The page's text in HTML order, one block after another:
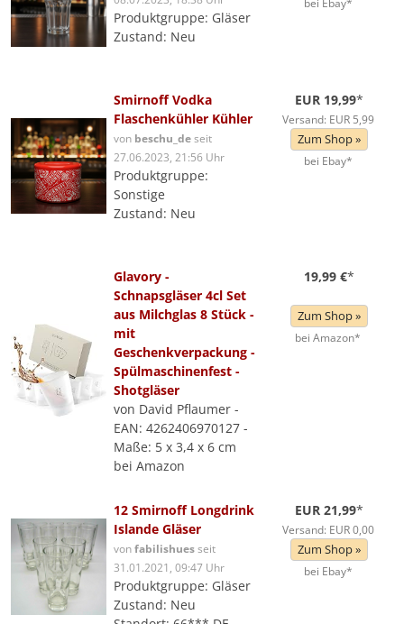
Produktgruppe: Gläser
Zustand: Neu
Smirnoff Vodka
Flaschenkühler Kühler
von beschu_deseit
27.06.2023, 21:56 Uhr
Produktgruppe:
Sonstige
Zustand: Neu
EUR 19,99*
Versand: EUR 5,99
Zum Shop »
bei Ebay*
Glavory -
Schnapsgläser 4cl Set
aus Milchglas 8 Stück -
mit
Geschenkverpackung -
Spülmaschinenfest -
Shotgläser
von David Pflaumer -
EAN: 4262406970127 -
Maße: 5 x 3,4 x 6 cm
bei Amazon
19,99 €*
Zum Shop »
bei Amazon*
12 Smirnoff Longdrink
Islande Gläser
vonfabilishuesseit
31.01.2021, 09:47 Uhr
Produktgruppe: Gläser
Zustand: Neu
EUR 21,99*
Versand: EUR 0,00
Zum Shop »
bei Ebay*